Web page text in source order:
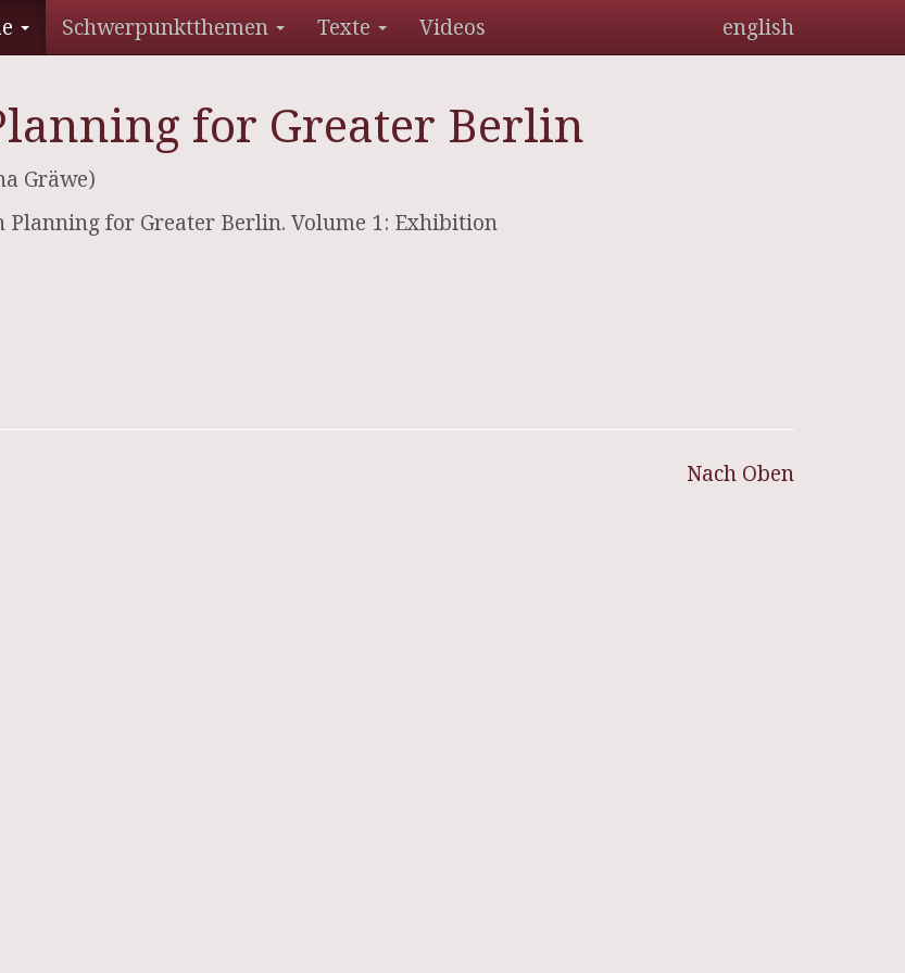
Schwerpunktthemen Texte Videos english
for Greater Berlin
Gräwe)
for Greater Berlin. Volume 1: Exhibition
Nach Oben